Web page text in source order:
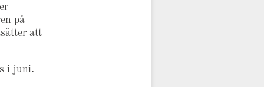
på
att
i juni.